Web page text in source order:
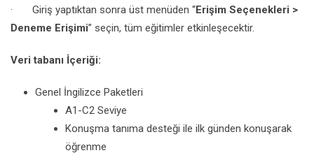
· Giriş yaptıktan sonra üst menüden “Erişim Seçenekleri >
Deneme Erişimi” seçin, tüm eğitimler etkinleşecektir.
Veri tabanı İçeriği:
Genel İngilizce Paketleri
A1-C2 Seviye
Konuşma tanıma desteği ile ilk günden konuşarak
öğrenme